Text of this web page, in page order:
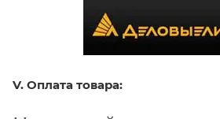
V. Оплата товара: